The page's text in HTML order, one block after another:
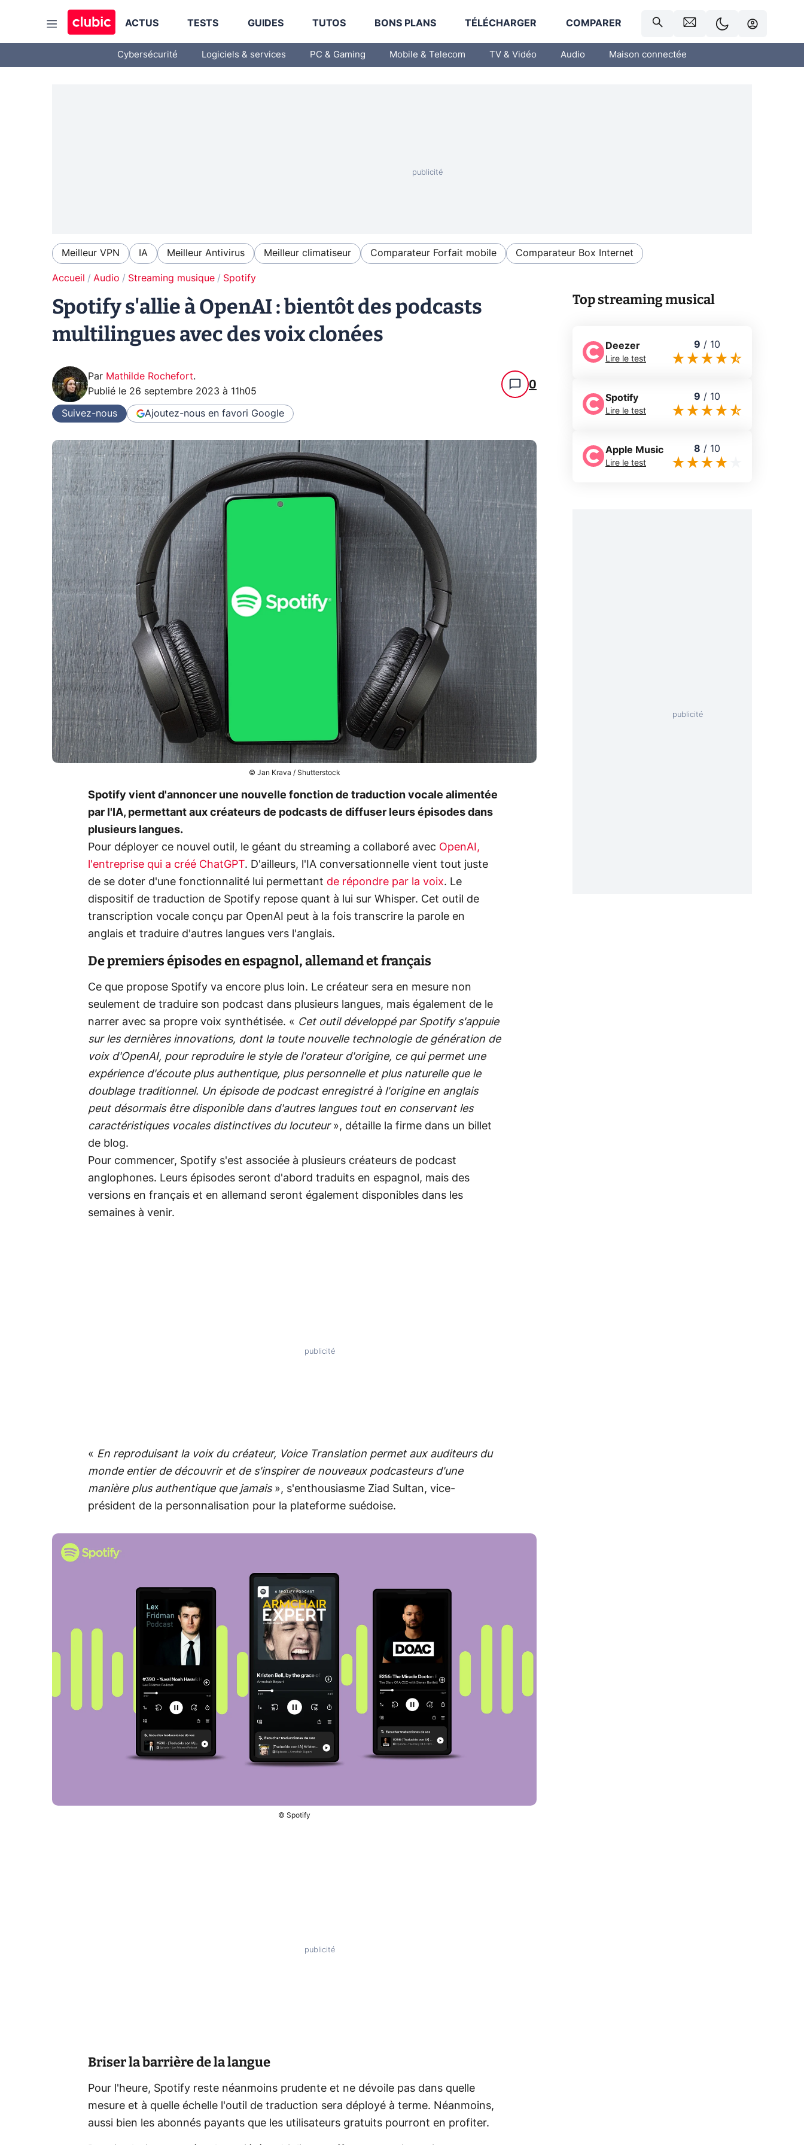
ACTUS TESTS GUIDES TUTOS BONS PLANS TÉLÉCHARGER COMPARER
Cybersécurité Logiciels & services PC & Gaming Mobile & Telecom TV & Vidéo Audio Maison connectée
Meilleur VPN IA Meilleur Antivirus Meilleur climatiseur Comparateur Forfait mobile Comparateur Box Internet
Accueil Audio Streaming musique Spotify
Spotify s'allie à OpenAI : bientôt des podcasts
multilingues avec des voix clonées
Par Mathilde Rochefort.
Publié le 26 septembre 2023 à 11h05 0
Suivez-nous Ajoutez-nous en favori Google
© Jan Krava / Shutterstock
Spotify vient d'annoncer une nouvelle fonction de traduction vocale alimentée
par l'IA, permettant aux créateurs de podcasts de diffuser leurs épisodes dans
plusieurs langues.
Pour déployer ce nouvel outil, le géant du streaming a collaboré avec OpenAI,
l'entreprise qui a créé ChatGPT. D'ailleurs, l'IA conversationnelle vient tout juste
de se doter d'une fonctionnalité lui permettant de répondre par la voix. Le
dispositif de traduction de Spotify repose quant à lui sur Whisper. Cet outil de
transcription vocale conçu par OpenAI peut à la fois transcrire la parole en
anglais et traduire d'autres langues vers l'anglais.
De premiers épisodes en espagnol, allemand et français
Ce que propose Spotify va encore plus loin. Le créateur sera en mesure non
seulement de traduire son podcast dans plusieurs langues, mais également de le
narrer avec sa propre voix synthétisée. « Cet outil développé par Spotify s'appuie
sur les dernières innovations, dont la toute nouvelle technologie de génération de
voix d'OpenAI, pour reproduire le style de l'orateur d'origine, ce qui permet une
expérience d'écoute plus authentique, plus personnelle et plus naturelle que le
doublage traditionnel. Un épisode de podcast enregistré à l'origine en anglais
peut désormais être disponible dans d'autres langues tout en conservant les
caractéristiques vocales distinctives du locuteur», détaille la firme dans un billet
de blog.
Pour commencer, Spotify s'est associée à plusieurs créateurs de podcast
anglophones. Leurs épisodes seront d'abord traduits en espagnol, mais des
versions en français et en allemand seront également disponibles dans les
semaines à venir.
« En reproduisant la voix du créateur, Voice Translation permet aux auditeurs du
monde entier de découvrir et de s'inspirer de nouveaux podcasteurs d'une
manière plus authentique que jamais », s'enthousiasme Ziad Sultan, vice-
président de la personnalisation pour la plateforme suédoise.
© Spotify
Briser la barrière de la langue
Pour l'heure, Spotify reste néanmoins prudente et ne dévoile pas dans quelle
mesure et à quelle échelle l'outil de traduction sera déployé à terme. Néanmoins,
aussi bien les abonnés payants que les utilisateurs gratuits pourront en profiter.
Top streaming musical
Deezer
Lire le test
9 / 10
Spotify
Lire le test
9 / 10
Apple Music
Lire le test
8 / 10